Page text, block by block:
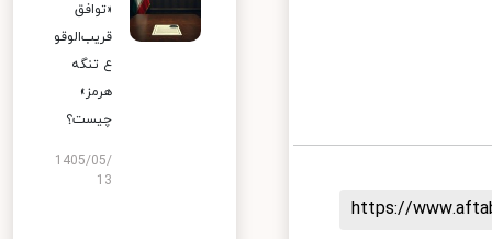
https://
«توافق
قریب‌الوقو
ع تنگه
هرمز»
چیست؟
1405/05/
13